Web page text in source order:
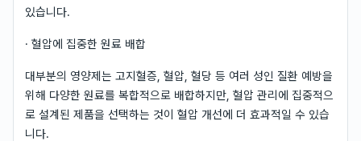
있습니다.
· 혈압에 집중한 원료 배합
대부분의 영양제는 고지혈증, 혈압, 혈당 등 여러 성인 질환 예방을
위해 다양한 원료를 복합적으로 배합하지만, 혈압 관리에 집중적으
로 설계된 제품을 선택하는 것이 혈압 개선에 더 효과적일 수 있습
니다.